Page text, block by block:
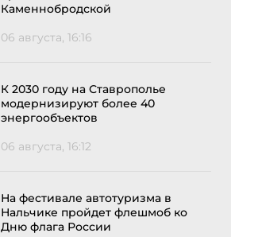
Каменнобродской
06 августа, 16:16
К 2030 году на Ставрополье
модернизируют более 40
энергообъектов
06 августа, 16:12
На фестивале автотуризма в
Нальчике пройдет флешмоб ко
Дню флага России